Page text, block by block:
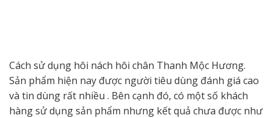
Cách sử dụng hôi nách hôi chân Thanh Mộc Hương.
Sản phẩm hiện nay được người tiêu dùng đánh giá cao
và tin dùng rất nhiều . Bên cạnh đó, có một số khách
hàng sử dụng sản phẩm nhưng kết quả chưa được như